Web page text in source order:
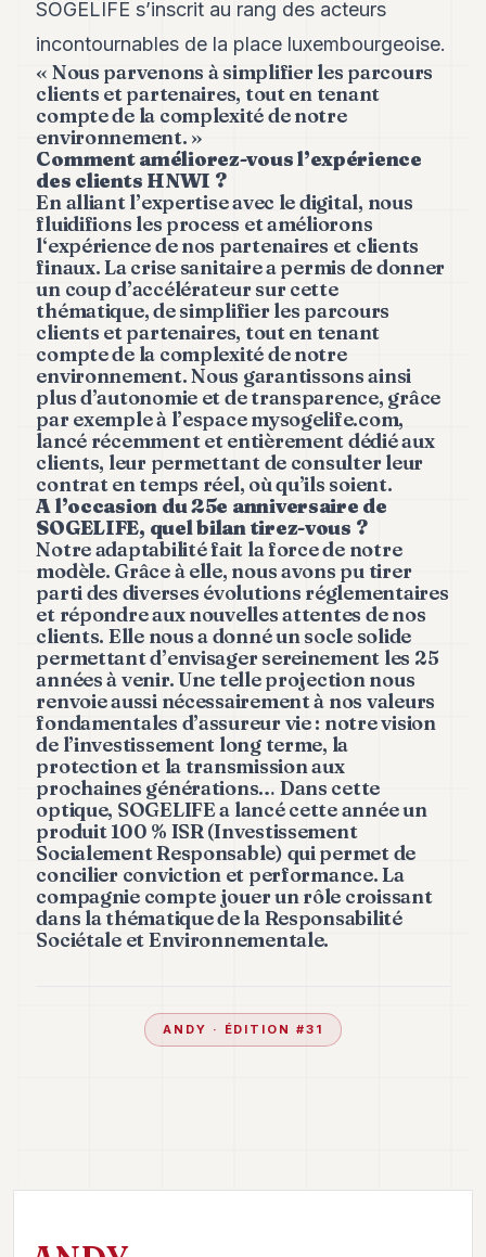
JURIDIQUE
ENTREPRISES
ASSOCIATIONS
CONTACT
S'ABONNER
FR
SOGELIFE s’inscrit au rang des acteurs
incontournables de la place luxembourgeoise.
« Nous parvenons à simplifier les parcours
clients et partenaires, tout en tenant
compte de la complexité de notre
environnement. »
Comment améliorez-vous l’expérience
des clients HNWI ?
En alliant l’expertise avec le digital, nous
fluidifions les process et améliorons
l‘expérience de nos partenaires et clients
finaux. La crise sanitaire a permis de donner
un coup d’accélérateur sur cette
thématique, de simplifier les parcours
clients et partenaires, tout en tenant
compte de la complexité de notre
environnement. Nous garantissons ainsi
plus d’autonomie et de transparence, grâce
par exemple à l’espace mysogelife.com,
lancé récemment et entièrement dédié aux
clients, leur permettant de consulter leur
contrat en temps réel, où qu’ils soient.
A l’occasion du 25e anniversaire de
SOGELIFE, quel bilan tirez-vous ?
Notre adaptabilité fait la force de notre
modèle. Grâce à elle, nous avons pu tirer
parti des diverses évolutions réglementaires
et répondre aux nouvelles attentes de nos
clients. Elle nous a donné un socle solide
permettant d’envisager sereinement les 25
années à venir. Une telle projection nous
renvoie aussi nécessairement à nos valeurs
fondamentales d’assureur vie : notre vision
de l’investissement long terme, la
protection et la transmission aux
prochaines générations… Dans cette
optique, SOGELIFE a lancé cette année un
produit 100 % ISR (Investissement
Socialement Responsable) qui permet de
concilier conviction et performance. La
compagnie compte jouer un rôle croissant
dans la thématique de la Responsabilité
Sociétale et Environnementale.
ANDY · ÉDITION #31